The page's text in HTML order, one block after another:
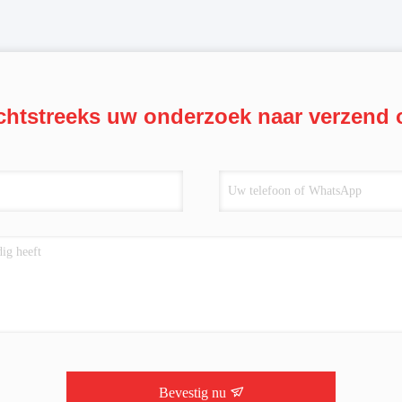
uw onderzoek naar verzend
Bevestig nu